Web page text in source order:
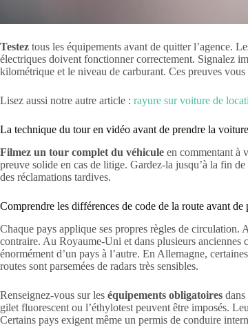
Testez tous les équipements avant de quitter l’agence.
électriques doivent fonctionner correctement. Signalez
kilométrique et le niveau de carburant. Ces preuves
Lisez aussi notre autre article : rayure sur voiture de
La technique du tour en vidéo avant de prendre la
Filmez un tour complet du véhicule en commentant à
preuve solide en cas de litige. Gardez-la jusqu’à la fin
des réclamations tardives.
Comprendre les différences de code de la route avant
Chaque pays applique ses propres règles de circulation.
contraire. Au Royaume-Uni et dans plusieurs anciennes
énormément d’un pays à l’autre. En Allemagne,
routes sont parsemées de radars très sensibles.
Renseignez-vous sur les équipements obligatoires
gilet fluorescent ou l’éthylotest peuvent être imposés.
Certains pays exigent même un permis de conduire